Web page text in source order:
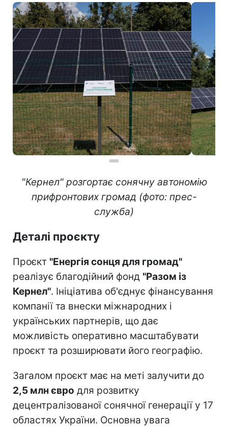
"Кернел" розгортає сонячну автономію
прифронтових громад (фото: прес-
служба)
Деталі проєкту
Проєкт "Енергія сонця для громад"
реалізує благодійний фонд "Разом із
Кернел". Ініціатива об'єднує фінансування
компанії та внески міжнародних і
українських партнерів, що дає
можливість оперативно масштабувати
проєкт та розширювати його географію.
Загалом проєкт має на меті залучити до
2,5 млн євро для розвитку
децентралізованої сонячної генерації у 17
областях України. Основна увага